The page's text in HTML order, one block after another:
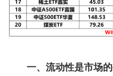
一、流动性是市场